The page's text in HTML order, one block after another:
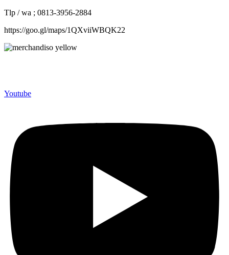
Tlp / wa ; 0813-3956-2884
https://goo.gl/maps/1QXviiWBQK22
Youtube